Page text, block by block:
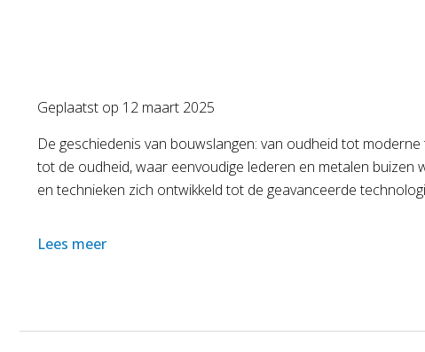
Geplaatst op 12 maart 2025
De geschiedenis van bouwslangen: van oudheid tot
tot de oudheid, waar eenvoudige lederen en metalen
en technieken zich ontwikkeld tot de geavanceerde
Lees meer